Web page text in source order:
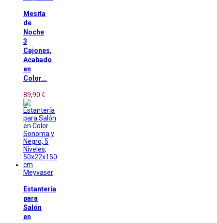
Mesita
de
Noche
3
Cajones,
Acabado
en
Color...
89,90 €
Meyvaser
Estantería
para
Salón
en